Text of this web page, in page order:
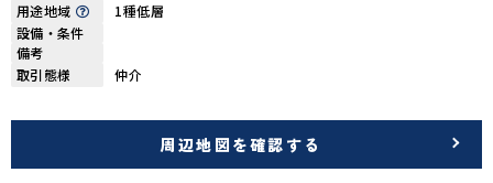
用途地域
1種低層
設備・条件
備考
取引態様
仲介
周辺地図を確認する